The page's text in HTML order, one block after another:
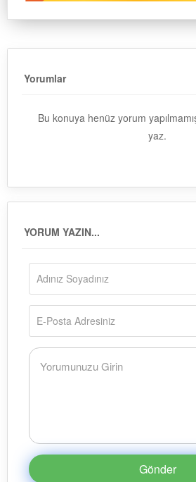
Yorumlar
Bu konuya henüz yorum
yaz.
YORUM YAZIN...
Gönder